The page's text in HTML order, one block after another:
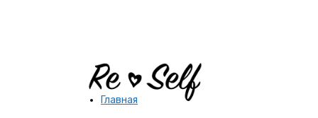
Re-
Главная